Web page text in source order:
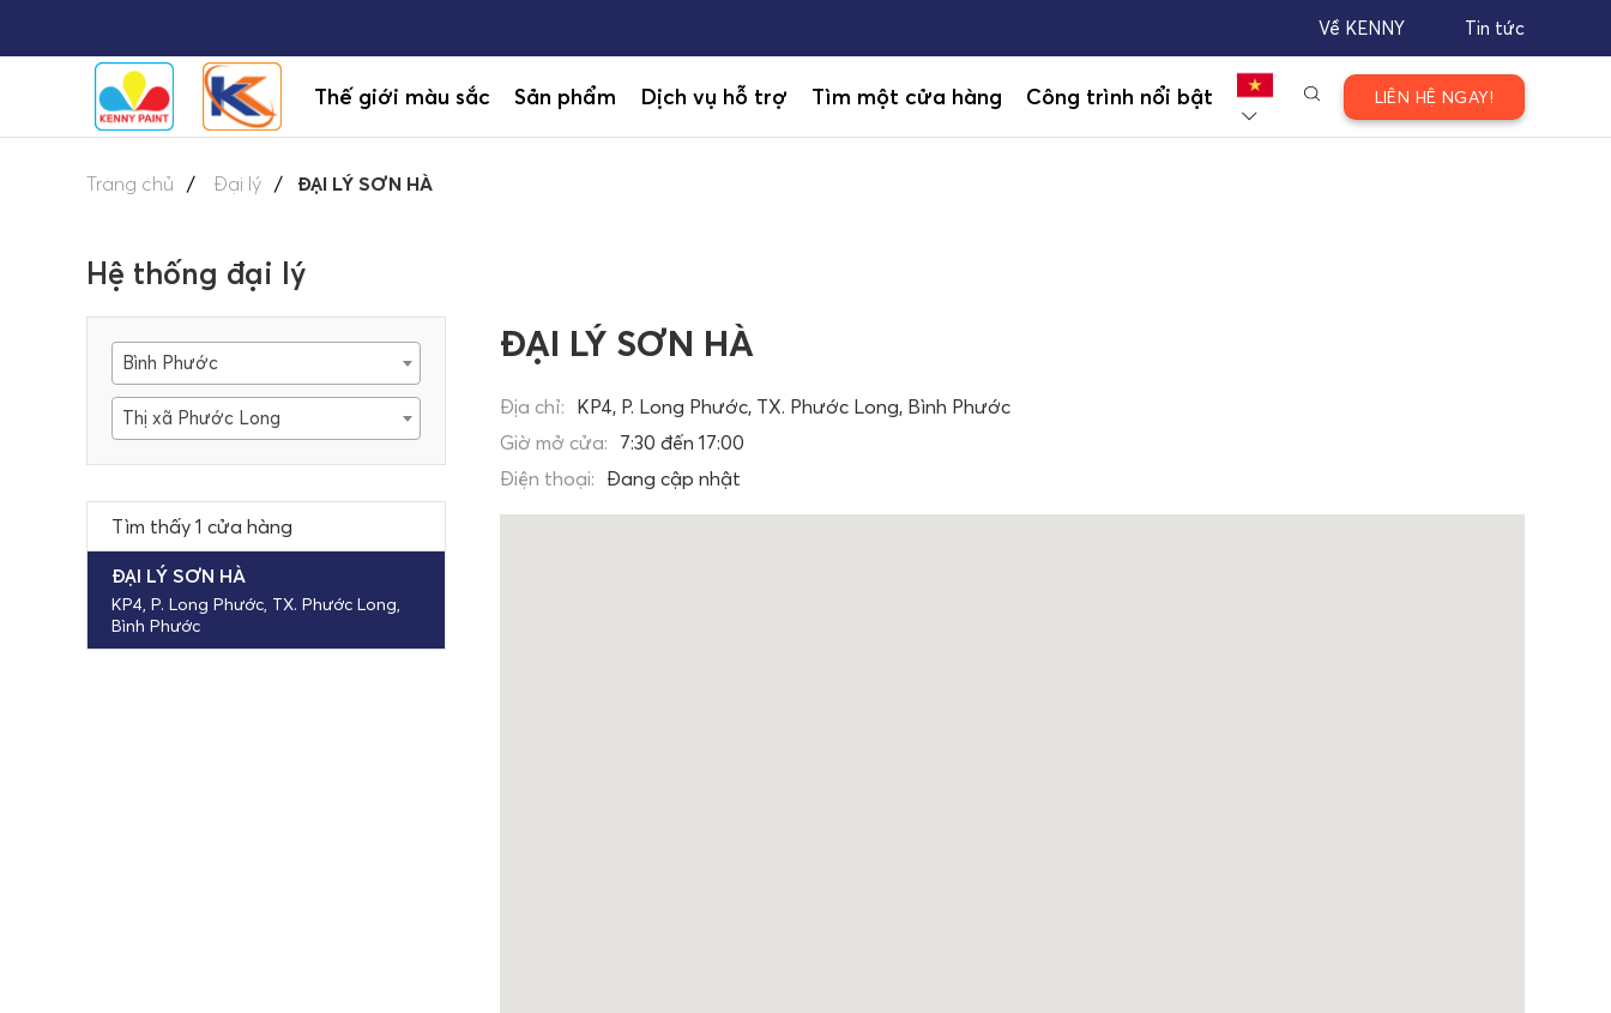
Tin tức
Về KENNY
Thế giới màu sắc Sản phẩm Dịch vụ hỗ trợ Tìm một cửa hàng Công trình nổi bật LIÊN HỆ NGAY!
Trang chủ Đại lý ĐẠI LÝ SƠN HÀ
Hệ thống đại lý
Bình Phước
Thị xã Phước Long
Tìm thấy 1 cửa hàng
ĐẠI LÝ SƠN HÀ
KP4, P. Long Phước, TX. Phước Long,
Bình Phước
ĐẠI LÝ SƠN HÀ
Địa chỉ: KP4, P. Long Phước, TX. Phước Long, Bình Phước
Giờ mở cửa: 7:30 đến 17:00
Điện thoại: Đang cập nhật